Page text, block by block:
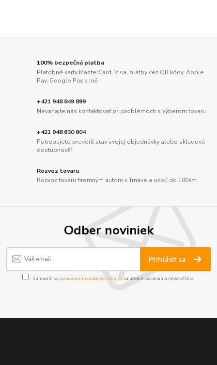
100% bezpečná platba
Platobné karty MasterCard, Visa, platby cez QR kódy, Apple
Pay, Google Pay a iné
+421 948 849 899
Neváhajte nás kontaktovať pri problémoch s výberom tovaru
+421 948 630 604
Potrebujete preveriť stav svojej objednávky alebo skladovú
dostupnosť?
Rozvoz tovaru
Rozvoz tovaru firemným autom v Trnave a okolí do 100km.
Odber noviniek
Prihlásiť sa
Súhlasím sospracovaním osobných údajov za účelom zasielania newslettera.